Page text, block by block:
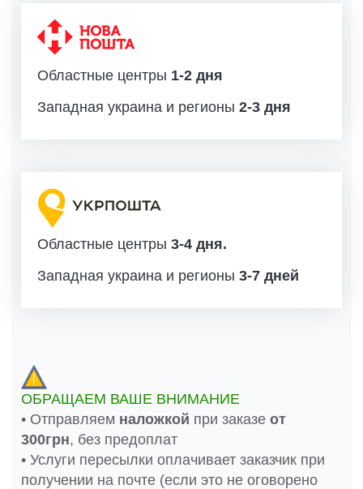
Областные центры 1-2 дня
Западная украина и регионы 2-3 дня
Областные центры 3-4 дня.
Западная украина и регионы 3-7 дней
ОБРАЩАЕМ ВАШЕ ВНИМАНИЕ
• Отправляем наложкой при заказе от
300грн, без предоплат
• Услуги пересылки оплачивает заказчик при
получении на почте (если это не оговорено